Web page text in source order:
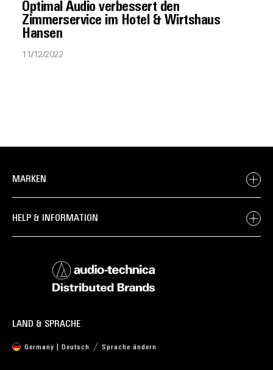
Optimal Audio verbessert den
Zimmerservice im Hotel & Wirtshaus
Hansen
11/12/2022
MARKEN
HELP & INFORMATION
LAND & SPRACHE
Germany | Deutsch Sprache ändern